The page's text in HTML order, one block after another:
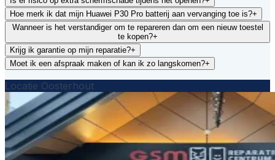
Hoe merk ik dat mijn Huawei P30 Pro batterij aan vervanging toe is?+
Wanneer is het verstandiger om te repareren dan om een nieuw toestel
te kopen?+
Krijg ik garantie op mijn reparatie?+
Moet ik een afspraak maken of kan ik zo langskomen?+
Locatie Oosterhout